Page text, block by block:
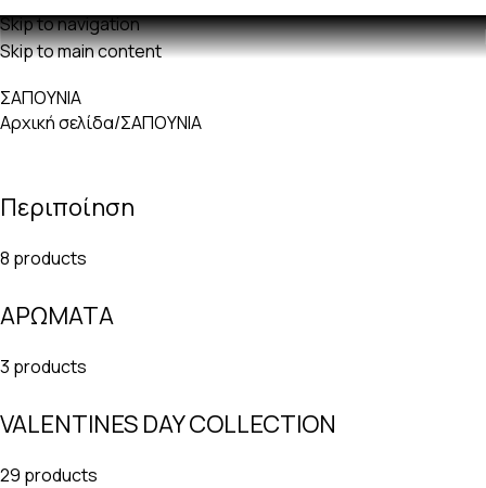
Skip to navigation
Skip to main content
ΣΑΠΟΥΝΙΑ
Αρχική σελίδα ΣΑΠΟΥΝΙΑ
Περιποίηση
8 products
ΑΡΩΜΑΤΑ
3 products
VALENTINES DAY COLLECTION
29 products